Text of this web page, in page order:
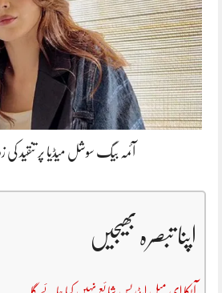
آئمہ بیگ سوشل میڈیا پر تنقید کی
اپنا تبصرہ بھیجیں